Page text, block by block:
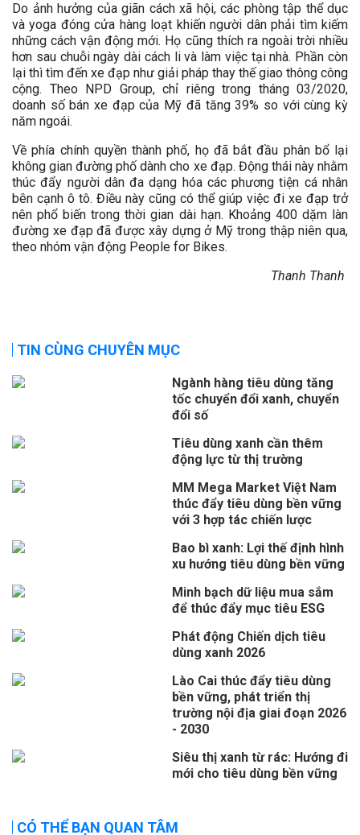
Do ảnh hưởng của giãn cách xã hội, các phòng tập thể dục
và yoga đóng cửa hàng loạt khiến người dân phải tìm kiếm
những cách vận động mới. Họ cũng thích ra ngoài trời nhiều
hơn sau chuỗi ngày dài cách li và làm việc tại nhà. Phần còn
lại thì tìm đến xe đạp như giải pháp thay thế giao thông công
cộng. Theo NPD Group, chỉ riêng trong tháng 03/2020,
doanh số bán xe đạp của Mỹ đã tăng 39% so với cùng kỳ
năm ngoái.
Về phía chính quyền thành phố, họ đã bắt đầu phân bổ lại
không gian đường phố dành cho xe đạp. Động thái này nhằm
thúc đẩy người dân đa dạng hóa các phương tiện cá nhân
bên cạnh ô tô. Điều này cũng có thể giúp việc đi xe đạp trở
nên phổ biến trong thời gian dài hạn. Khoảng 400 dặm làn
đường xe đạp đã được xây dựng ở Mỹ trong thập niên qua,
theo nhóm vận động People for Bikes.
Thanh Thanh
TIN CÙNG CHUYÊN MỤC
Ngành hàng tiêu dùng tăng
tốc chuyển đổi xanh, chuyển
đổi số
Tiêu dùng xanh cần thêm
động lực từ thị trường
MM Mega Market Việt Nam
thúc đẩy tiêu dùng bền vững
với 3 hợp tác chiến lược
Bao bì xanh: Lợi thế định hình
xu hướng tiêu dùng bền vững
Minh bạch dữ liệu mua sắm
để thúc đẩy mục tiêu ESG
Phát động Chiến dịch tiêu
dùng xanh 2026
Lào Cai thúc đẩy tiêu dùng
bền vững, phát triển thị
trường nội địa giai đoạn 2026
- 2030
Siêu thị xanh từ rác: Hướng đi
mới cho tiêu dùng bền vững
CÓ THỂ BẠN QUAN TÂM